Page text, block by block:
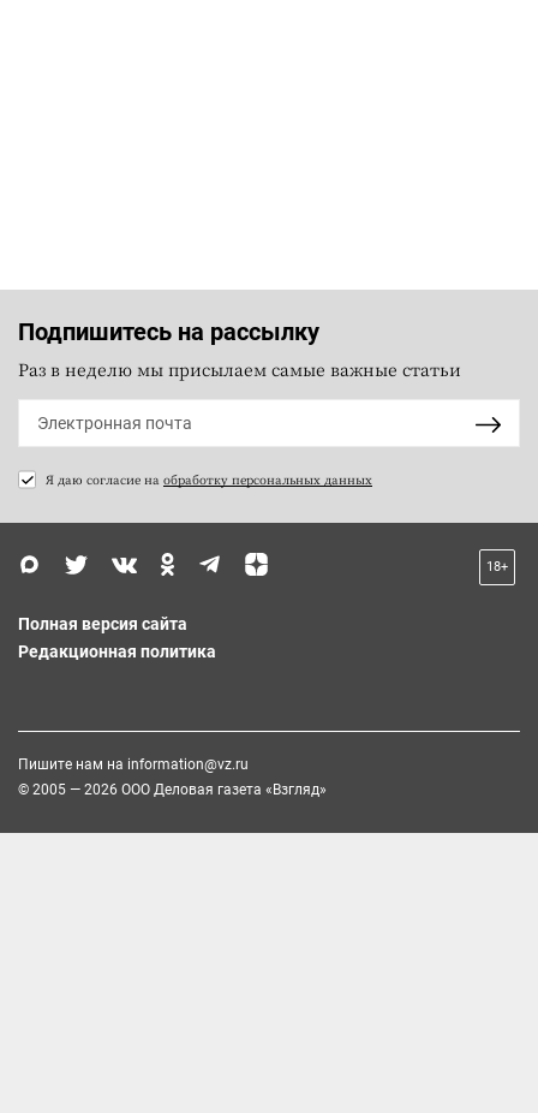
Подпишитесь на рассылку
Раз в неделю мы присылаем самые важные статьи
Я даю согласие на обработку персональных данных
18+
Полная версия сайта
Редакционная политика
Пишите нам на information@vz.ru
© 2005 — 2026 ООО Деловая газета «Взгляд»